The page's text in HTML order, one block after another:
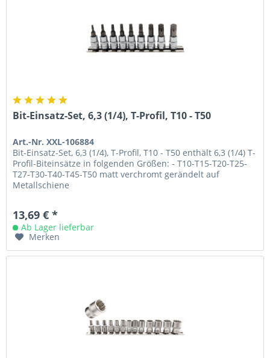
Bit-Einsatz-Set, 6,3 (1/4), T-Profil, T10 - T50
Art.-Nr. XXL-106884
Bit-Einsatz-Set, 6,3 (1/4), T-Profil, T10 - T50 enthält 6,3 (1/4) T-
Profil-Biteinsätze in folgenden Größen: - T10-T15-T20-T25-
T27-T30-T40-T45-T50 matt verchromt gerändelt auf
Metallschiene
13,69 € *
Ab Lager lieferbar
Merken